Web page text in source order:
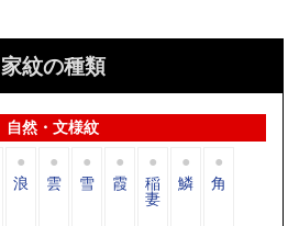
家紋の種類
自然・文様紋
浪 雲 雪 霞 稲
妻
鱗 角